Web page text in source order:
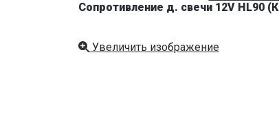
Сопротивление д. свечи 12V HL90
Увеличить изображение